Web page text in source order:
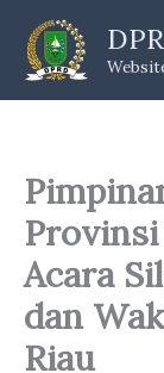
content
Acara
dan
Riau